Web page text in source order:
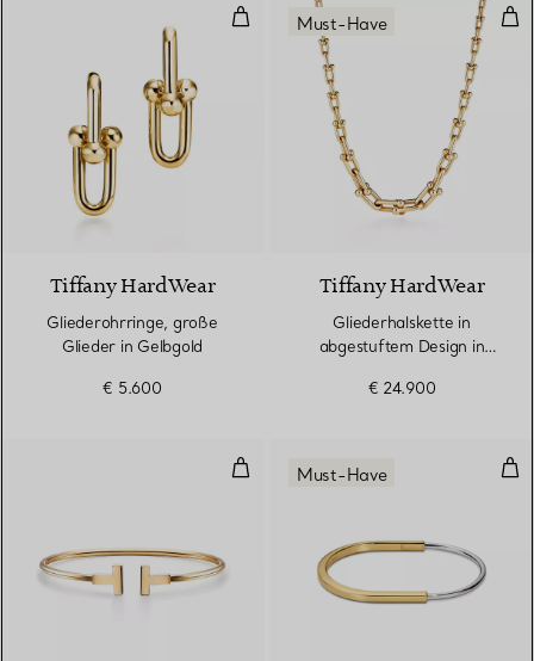
Gliederohrringe, große Glieder
2 Materialien
Tiffany HardWear
Gliederohrringe, große
Glieder in Gelbgold
€ 5.600
Must-Have
Tiffany HardWear
Gliederhalskette in
abgestuftem Design in
€ 24.900
Wire Armreif in Gelbgold
Must-Have